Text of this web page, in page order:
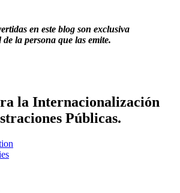
en este blog son exclusiva
la persona que las emite.
la Internacionalización
Públicas.